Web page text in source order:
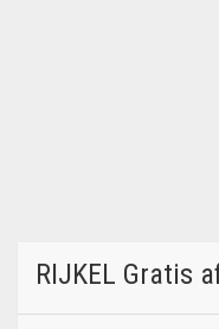
RIJKEL Gratis